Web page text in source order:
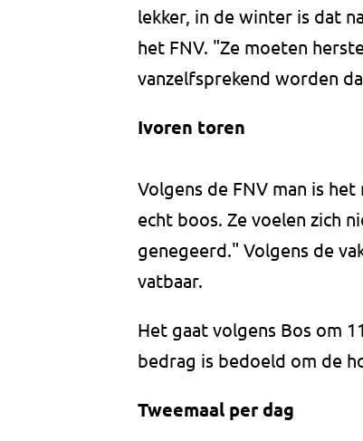
lekker, in de winter is dat
het FNV. "Ze moeten
vanzelfsprekend worden
Ivoren toren
Volgens de FNV man is
echt boos. Ze voelen zich
genegeerd." Volgens de
vatbaar.
Het gaat volgens Bos om
bedrag is bedoeld om de
Tweemaal per dag